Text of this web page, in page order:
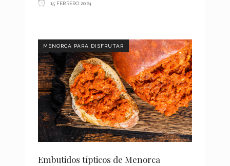
15 FEBRERO 2024
MENORCA PARA DISFRUTAR
Embutidos típticos de Menorca